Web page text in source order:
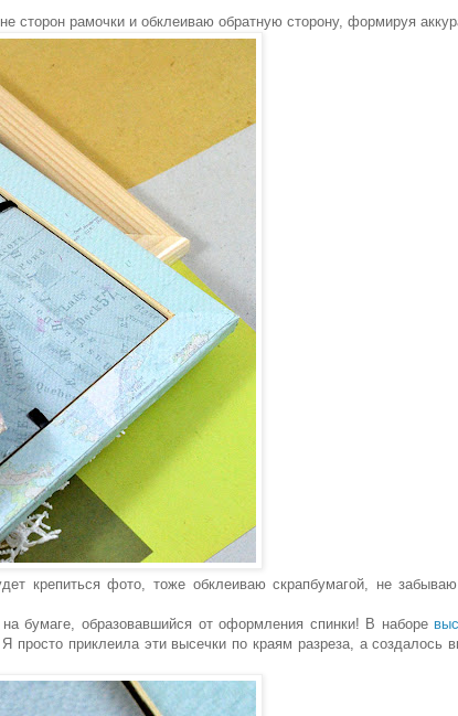
сторон рамочки и обклеиваю обратную сторону, формируя
крепиться фото, тоже обклеиваю скрапбумагой, не
бумаге, образовавшийся от оформления спинки! В наборе
просто приклеила эти высечки по краям разреза, а создалось